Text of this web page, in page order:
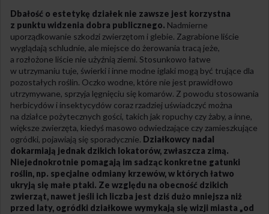
Dbałość o estetykę działek nie zawsze jest korzystna
z punktu widzenia dobra publicznego. Nadmierne
uporządkowanie szkodzi zwierzętom i glebie. Zagrabione liście
wyglądają schludnie, ale miejsce do żerowania tracą jeże,
a rozłożone liście nie użyźnią ziemi. Stosunkowo łatwe
w utrzymaniu tuje, świerki i inne modne iglaki mogą być trujące dla
pozostałych roślin. Oczko wodne, które nie jest prawidłowo
utrzymywane, sprzyja lęgnięciu się komarów. Z powodu stosowania
herbicydów i insektycydów coraz rzadziej uświadczyć można
na działce pożytecznych gości, takich jak ropuchy czy żaby, a inne,
większe zwierzęta, kiedyś masowo odwiedzające czy zamieszkujące
ogródki, pojawiają się sporadycznie. Działkowcy nadal
dokarmiają jednak dzikich lokatorów, zwłaszcza zimą.
Niejednokrotnie pomagają im sadząc konkretne gatunki
roślin, np. specjalne odmiany krzewów, w których łatwo
ukryją się małe ptaki. Ze względu na obecność dzikich
zwierząt, nawet jeśli ich liczba jest dziś dużo mniejsza niż
przed laty, ogródki działkowe wymykają się wizji miasta „od